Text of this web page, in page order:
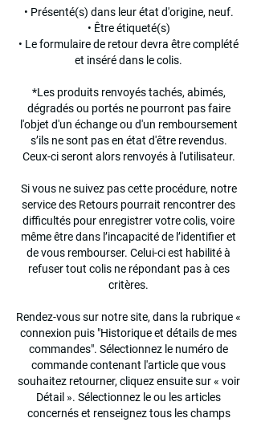
• Présenté(s) dans leur état d'origine, neuf.
• Être étiqueté(s)
• Le formulaire de retour devra être complété
et inséré dans le colis.
*Les produits renvoyés tachés, abimés,
dégradés ou portés ne pourront pas faire
l'objet d'un échange ou d'un remboursement
s’ils ne sont pas en état d'être revendus.
Ceux-ci seront alors renvoyés à l'utilisateur.
Si vous ne suivez pas cette procédure, notre
service des Retours pourrait rencontrer des
difficultés pour enregistrer votre colis, voire
même être dans l’incapacité de l’identifier et
de vous rembourser. Celui-ci est habilité à
refuser tout colis ne répondant pas à ces
critères.
Rendez-vous sur notre site, dans la rubrique «
connexion puis "Historique et détails de mes
commandes". Sélectionnez le numéro de
commande contenant l'article que vous
souhaitez retourner, cliquez ensuite sur « voir
Détail ». Sélectionnez le ou les articles
concernés et renseignez tous les champs